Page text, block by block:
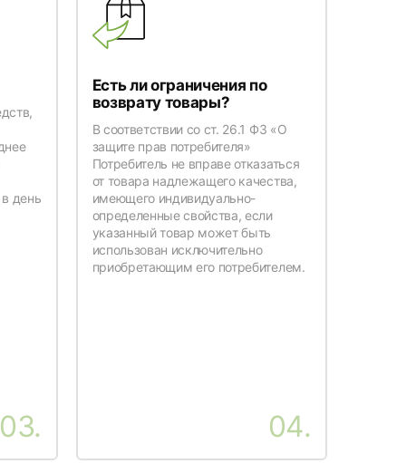
день
03.
Есть ли ограничения по
возврату товары?
В соответствии со ст. 26.1 ФЗ «О
защите прав потребителя»
Потребитель не вправе отказаться
от товара надлежащего качества,
имеющего индивидуально-
определенные свойства, если
указанный товар может быть
использован исключительно
приобретающим его потребителем.
04.